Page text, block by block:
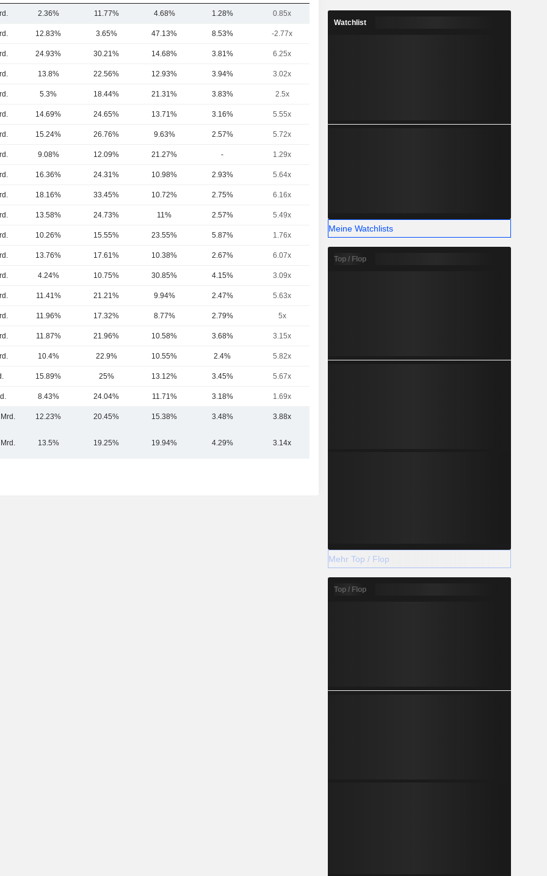
2.36% 11.77% 4.68% 1.28% 0.85x
12.83% 3.65% 47.13% 8.53% -2.77x
24.93% 30.21% 14.68% 3.81% 6.25x
13.8% 22.56% 12.93% 3.94% 3.02x
5.3% 18.44% 21.31% 3.83% 2.5x
14.69% 24.65% 13.71% 3.16% 5.55x
15.24% 26.76% 9.63% 2.57% 5.72x
9.08% 12.09% 21.27% - 1.29x
16.36% 24.31% 10.98% 2.93% 5.64x
18.16% 33.45% 10.72% 2.75% 6.16x
13.58% 24.73% 11% 2.57% 5.49x
10.26% 15.55% 23.55% 5.87% 1.76x
13.76% 17.61% 10.38% 2.67% 6.07x
4.24% 10.75% 30.85% 4.15% 3.09x
11.41% 21.21% 9.94% 2.47% 5.63x
11.96% 17.32% 8.77% 2.79% 5x
11.87% 21.96% 10.58% 3.68% 3.15x
10.4% 22.9% 10.55% 2.4% 5.82x
15.89% 25% 13.12% 3.45% 5.67x
8.43% 24.04% 11.71% 3.18% 1.69x
12.23% 20.45% 15.38% 3.48% 3.88x
13.5% 19.25% 19.94% 4.29% 3.14x
Watchlist
Meine Watchlists
Top / Flop
Mehr Top / Flop
Top / Flop